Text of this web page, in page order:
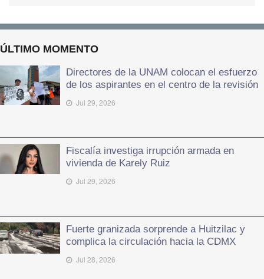
ÚLTIMO MOMENTO
Directores de la UNAM colocan el esfuerzo
de los aspirantes en el centro de la revisión
Jul 29, 2026
Fiscalía investiga irrupción armada en
vivienda de Karely Ruiz
Jul 29, 2026
Fuerte granizada sorprende a Huitzilac y
complica la circulación hacia la CDMX
Jul 28, 2026